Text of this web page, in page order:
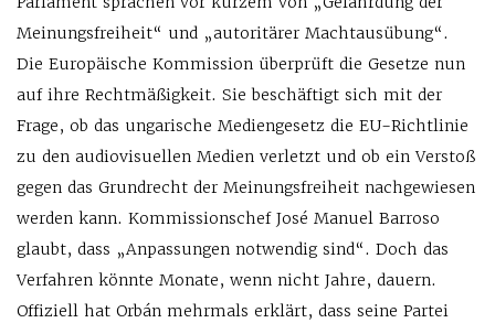
Meinungsfreiheit“ und „autoritärer Machtausübung“.
Die Europäische Kommission überprüft die Gesetze nun
auf ihre Rechtmäßigkeit. Sie beschäftigt sich mit der
Frage, ob das ungarische Mediengesetz die EU-Richtlinie
zu den audiovisuellen Medien verletzt und ob ein Verstoß
gegen das Grundrecht der Meinungsfreiheit nachgewiesen
werden kann. Kommissionschef José Manuel Barroso
glaubt, dass „Anpassungen notwendig sind“. Doch das
Verfahren könnte Monate, wenn nicht Jahre, dauern.
Offiziell hat Orbán mehrmals erklärt, dass seine Partei